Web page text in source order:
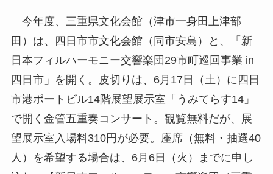
今年度、三重県文化会館（津市一身田上津部
田）は、四日市市文化会館（同市安島）と、「新
日本フィルハーモニー交響楽団29市町巡回事業 in
四日市」を開く。皮切りは、6月17日（土）に四日
市港ポートビル14階展望展示室「うみてらす14」
で開く金管五重奏コンサート。観覧無料だが、展
望展示室入場料310円が必要。座席（無料・抽選40
人）を希望する場合は、6月6日（火）までに申し